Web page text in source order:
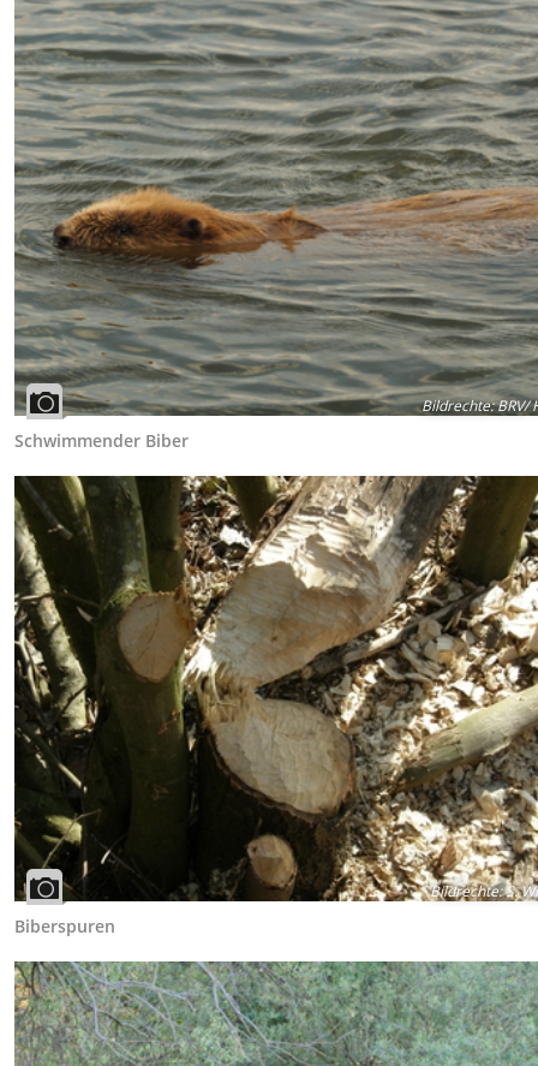
Bildrechte:BRV/
Schwimmender Biber
Bildrechte:S.
Biberspuren